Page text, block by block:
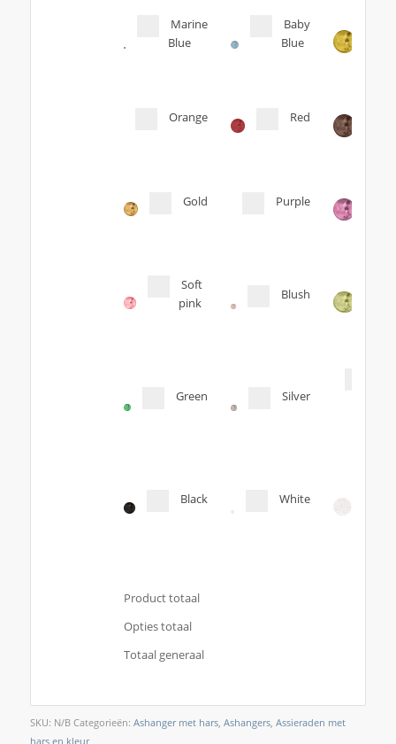
Marine
Blue
Baby
Blue
Orange Red
Gold Purple
Soft
pink
Blush
Green Silver
Black White
Product totaal
Opties totaal
Totaal generaal
SKU: N/B Categorieën: Ashanger met hars, Ashangers, Assieraden met
hars en kleur